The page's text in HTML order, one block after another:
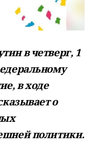
в четверг, 1
в ходе
о
политики.